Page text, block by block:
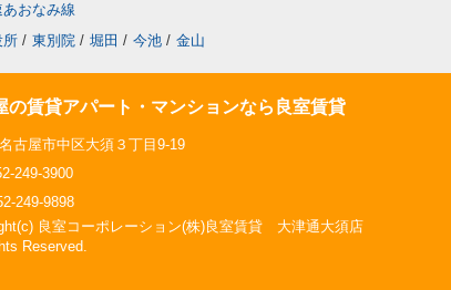
おなみ線
所 / 東別院 / 堀田 / 今池 / 金山
の賃貸アパート・マンションなら良室賃貸
古屋市中区大須３丁目9-19
249-3900
249-9898
良室コーポレーション(株)良室賃貸 大津通大須店
Reserved.